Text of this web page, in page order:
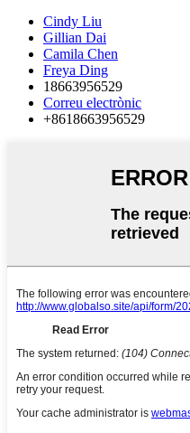
Cindy Liu
Gillian Dai
Camila Chen
Freya Ding
18663956529
Correu electrònic
+8618663956529